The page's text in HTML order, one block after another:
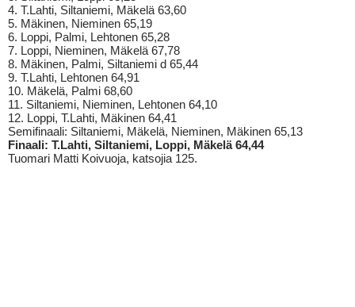
4. T.Lahti, Siltaniemi, Mäkelä 63,60
5. Mäkinen, Nieminen 65,19
6. Loppi, Palmi, Lehtonen 65,28
7. Loppi, Nieminen, Mäkelä 67,78
8. Mäkinen, Palmi, Siltaniemi d 65,44
9. T.Lahti, Lehtonen 64,91
10. Mäkelä, Palmi 68,60
11. Siltaniemi, Nieminen, Lehtonen 64,10
12. Loppi, T.Lahti, Mäkinen 64,41
Semifinaali: Siltaniemi, Mäkelä, Nieminen, Mäkinen 65,13
Finaali: T.Lahti, Siltaniemi, Loppi, Mäkelä 64,44
Tuomari Matti Koivuoja, katsojia 125.